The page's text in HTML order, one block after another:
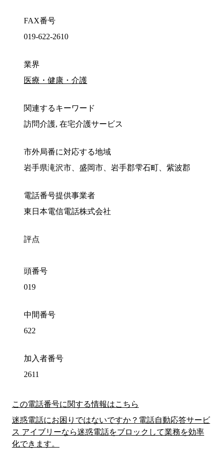
FAX番号
019-622-2610
業界
医療・健康・介護
関連するキーワード
訪問介護, 在宅介護サービス
市外局番に対応する地域
岩手県滝沢市、盛岡市、岩手郡雫石町、紫波郡
電話番号提供事業者
東日本電信電話株式会社
評点
頭番号
019
中間番号
622
加入者番号
2611
この電話番号に関する情報はこちら
迷惑電話にお困りではないですか？電話自動応答サービ
ス アイブリーなら迷惑電話をブロックして業務を効率
化できます。